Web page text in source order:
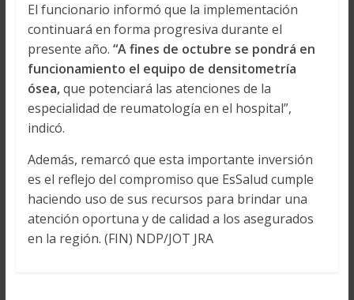
El funcionario informó que la implementación
continuará en forma progresiva durante el
presente año. “A fines de octubre se pondrá en
funcionamiento el equipo de densitometría
ósea,que potenciará las atenciones de la
especialidad de reumatología en el hospital”,
indicó.
Además, remarcó que esta importante inversión
es el reflejo del compromiso que EsSalud cumple
haciendo uso de sus recursos para brindar una
atención oportuna y de calidad a los asegurados
en la región. (FIN) NDP/JOT JRA